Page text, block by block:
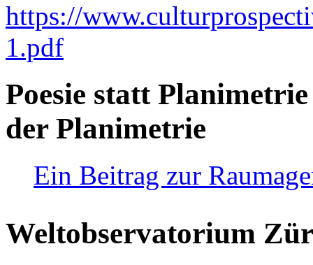
https://
1.pdf
Poesie statt
der Planimetrie
Ein Beitrag zur
Weltobservatorium